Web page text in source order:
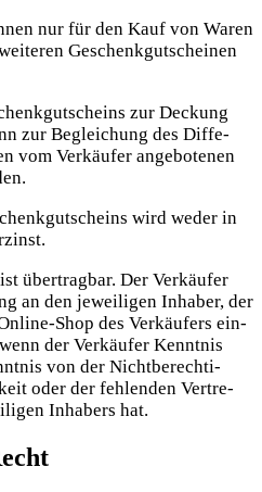
nur für den Kauf von Waren
Geschenk­gut­schei­nen
zur Deckung
zur Beglei­chung des Dif­fe­
vom Ver­käu­fer ange­bo­te­nen
wird weder in
über­trag­bar. Der Ver­käu­fer
an den jewei­li­gen Inha­ber, der
Shop des Ver­käu­fers ein­
der Ver­käu­fer Kennt­nis
von der Nicht­be­rech­ti­
oder der feh­len­den Ver­tre­
Inha­bers hat.